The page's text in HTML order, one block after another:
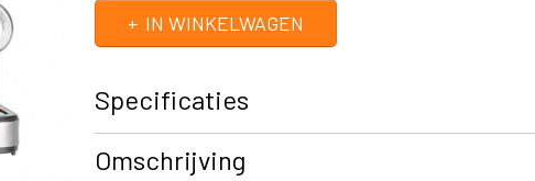
IN WINKELWAGEN
Specificaties
EAN code
Omschrijving